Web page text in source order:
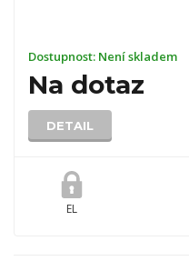
Dostupnost: Není skladem
Na dotaz
DETAIL
EL